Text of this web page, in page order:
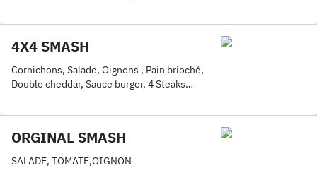
4X4 SMASH
Cornichons, Salade, Oignons , Pain brioché,
Double cheddar, Sauce burger, 4 Steaks
ORGINAL SMASH
SALADE, TOMATE,OIGNON